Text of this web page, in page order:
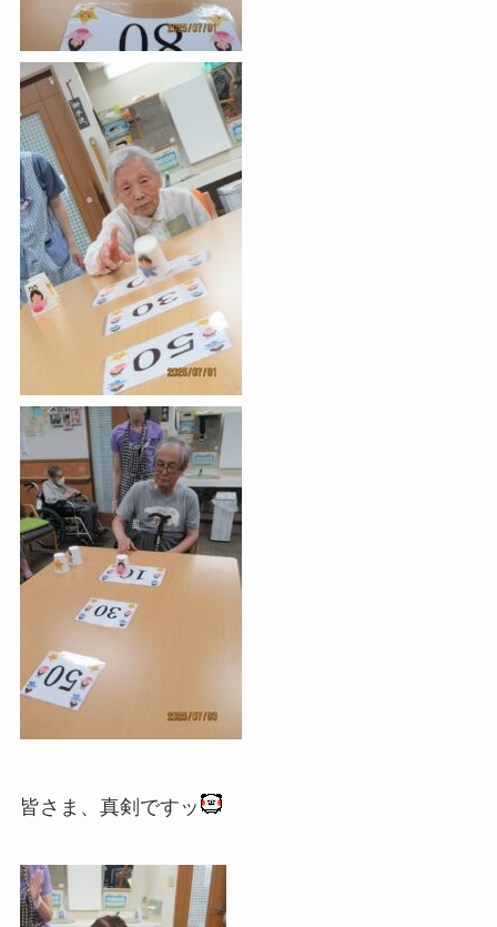
皆さま、真剣ですッ